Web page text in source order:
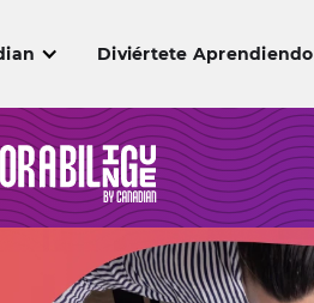
Diviértete Aprendiendo